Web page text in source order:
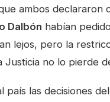
ambos declararon
Dalbón habían
lejos, pero la
Justicia no lo pierde
país las decisiones